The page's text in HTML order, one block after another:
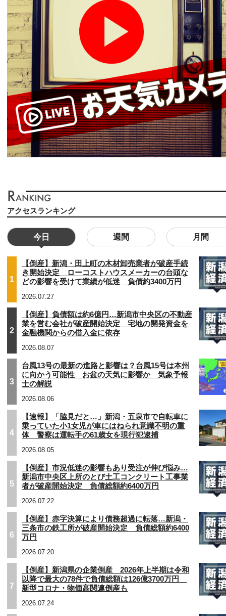
アクセスランキング
今日 週間 月間
1
【倒産】新潟・田上町の木材卸売業者が破産手続
き開始決定 ローコストハウスメーカーの台頭な
どの影響を受けて業績が低迷 負債約3400万円
2026.07.27
2
【倒産】負債額は約6億円…新潟市中央区の不動産
業を営む会社が破産開始決定 宅地の開発資金を
金融機関からの借入金に依存
2026.08.07
3
台風13号の最新の進路と影響は？台風15号は本州
に向かう可能性 お盆の天気に影響か 気象予報
士の解説
2026.08.06
4
【速報】「脇見だと…」新潟・五泉市で自転車に
乗っていた小1女児が車にはねられ意識不明の重
体 警察は運転手の61歳女を現行犯逮捕
2026.08.05
5
【倒産】市況低迷の影響もあり受注が伸び悩み…
新潟市中央区上所のとび土工コンクリート工事業
者が破産開始決定 負債総額約6400万円
2026.07.22
6
【倒産】赤字決算により債務超過に転落…新潟・
三条市の鉄工所が破産開始決定 負債総額約6400
万円
2026.07.20
7
【倒産】新潟県の企業倒産 2026年上半期は令和
以降で最大の78件で負債総額は126億3700万円
新型コロナ・物価高関連倒産も
2026.07.24